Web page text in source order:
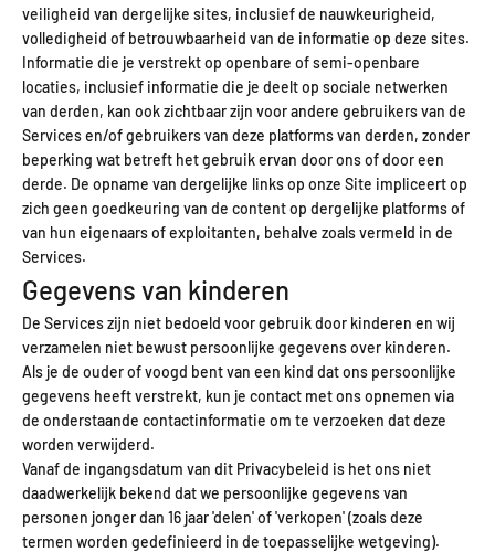
veiligheid van dergelijke sites, inclusief de nauwkeurigheid,
volledigheid of betrouwbaarheid van de informatie op deze sites.
Informatie die je verstrekt op openbare of semi-openbare
locaties, inclusief informatie die je deelt op sociale netwerken
van derden, kan ook zichtbaar zijn voor andere gebruikers van de
Services en/of gebruikers van deze platforms van derden, zonder
beperking wat betreft het gebruik ervan door ons of door een
derde. De opname van dergelijke links op onze Site impliceert op
zich geen goedkeuring van de content op dergelijke platforms of
van hun eigenaars of exploitanten, behalve zoals vermeld in de
Services.
Gegevens van kinderen
De Services zijn niet bedoeld voor gebruik door kinderen en wij
verzamelen niet bewust persoonlijke gegevens over kinderen.
Als je de ouder of voogd bent van een kind dat ons persoonlijke
gegevens heeft verstrekt, kun je contact met ons opnemen via
de onderstaande contactinformatie om te verzoeken dat deze
worden verwijderd.
Vanaf de ingangsdatum van dit Privacybeleid is het ons niet
daadwerkelijk bekend dat we persoonlijke gegevens van
personen jonger dan 16 jaar 'delen' of 'verkopen' (zoals deze
termen worden gedefinieerd in de toepasselijke wetgeving).